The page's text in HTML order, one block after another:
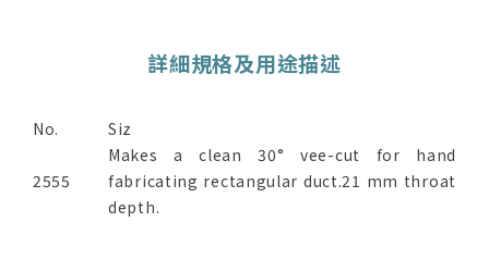
詳細規格及用途描述
No. Siz
2555
Makes a clean 30° vee-cut for hand
fabricating rectangular duct.21 mm throat
depth.